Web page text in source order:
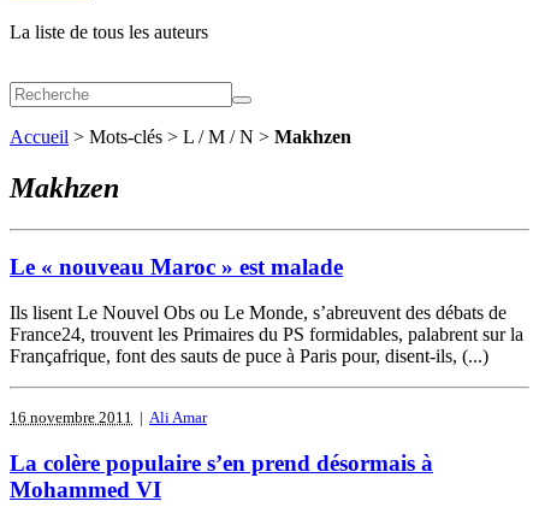
La liste de tous les auteurs
Accueil > Mots-clés > L / M / N > Makhzen
Makhzen
Le « nouveau Maroc » est malade
Ils lisent Le Nouvel Obs ou Le Monde, s’abreuvent des débats de
France24, trouvent les Primaires du PS formidables, palabrent sur la
Françafrique, font des sauts de puce à Paris pour, disent-ils, (...)
16 novembre 2011 | Ali Amar
La colère populaire s’en prend désormais à
Mohammed VI